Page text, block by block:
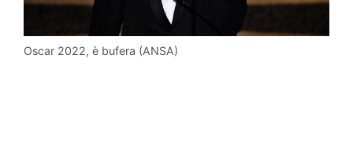
Oscar 2022, è bufera (ANSA)